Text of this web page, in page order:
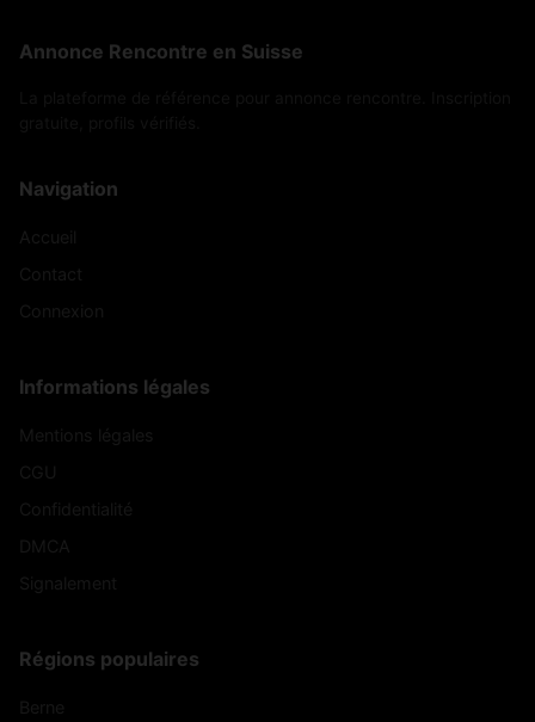
Annonce Rencontre en Suisse
Navigation
Informations légales
Régions populaires